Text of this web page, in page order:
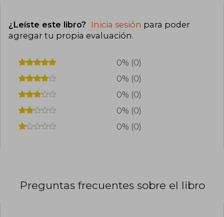
¿Leíste este libro? Inicia sesión para poder
agregar tu propia evaluación.
0% (0)
0% (0)
0% (0)
0% (0)
0% (0)
Preguntas frecuentes sobre el libro